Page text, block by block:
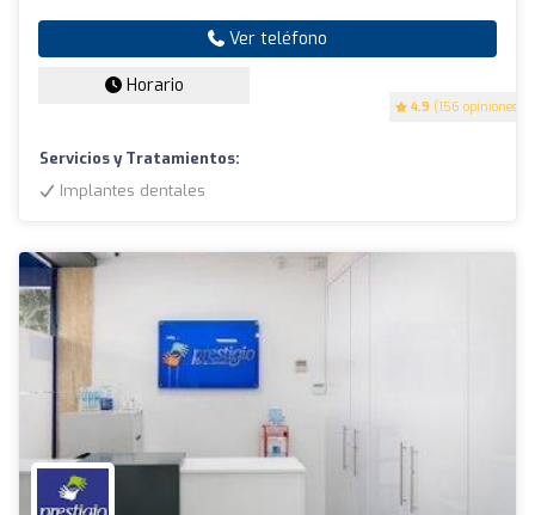
4.9 (156 opiniones)
Ver teléfono
Horario
Servicios y Tratamientos:
Implantes dentales